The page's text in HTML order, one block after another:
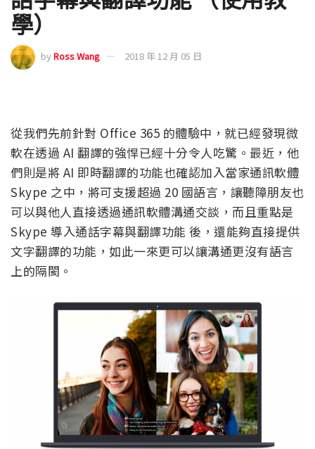
學）
byRoss Wang 2018 年 12 月 05 日
從我們先前針對 Office 365 的體驗中，就已經發現微
軟在透過 AI 翻譯的強悍已經十分令人吃驚。最近，他
們則是將 AI 即時翻譯的功能也確認加入當家通訊軟體
Skype 之中，將可支援超過 20 國語言，讓聽障朋友也
可以與他人直接透過通訊軟體溝通交談，而且重點是
Skype 導入通話字幕與翻譯功能 後，還能夠直接提供
文字翻譯的功能，如此一來更可以讓溝通更沒有語言
上的隔閡。